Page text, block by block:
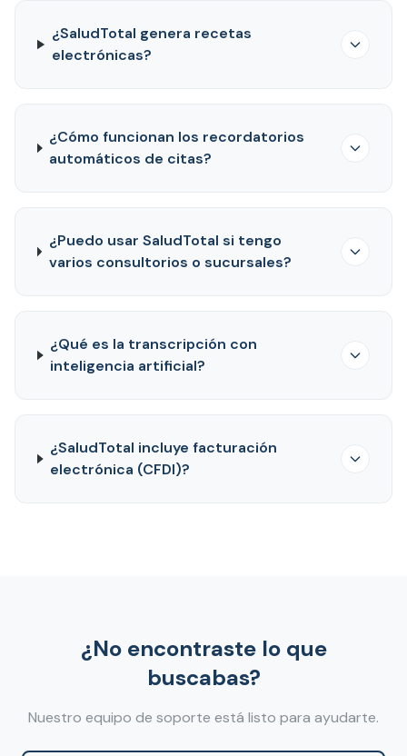
¿SaludTotal genera recetas
electrónicas?
¿Cómo funcionan los recordatorios
automáticos de citas?
¿Puedo usar SaludTotal si tengo
varios consultorios o sucursales?
¿Qué es la transcripción con
inteligencia artificial?
¿SaludTotal incluye facturación
electrónica (CFDI)?
¿No encontraste lo que
buscabas?
Nuestro equipo de soporte está listo para ayudarte.